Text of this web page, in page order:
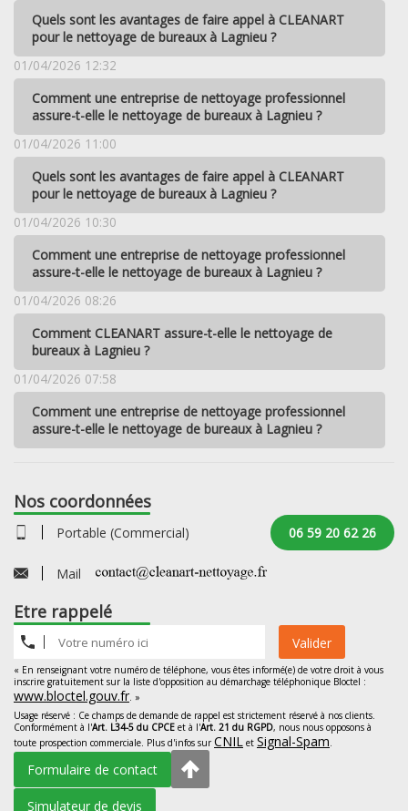
Quels sont les avantages de faire appel à CLEANART
pour le nettoyage de bureaux à Lagnieu ?
01/04/2026 12:32
Comment une entreprise de nettoyage professionnel
assure-t-elle le nettoyage de bureaux à Lagnieu ?
01/04/2026 11:00
Quels sont les avantages de faire appel à CLEANART
pour le nettoyage de bureaux à Lagnieu ?
01/04/2026 10:30
Comment une entreprise de nettoyage professionnel
assure-t-elle le nettoyage de bureaux à Lagnieu ?
01/04/2026 08:26
Comment CLEANART assure-t-elle le nettoyage de
bureaux à Lagnieu ?
01/04/2026 07:58
Comment une entreprise de nettoyage professionnel
assure-t-elle le nettoyage de bureaux à Lagnieu ?
Nos coordonnées
Portable (Commercial) 06 59 20 62 26
Mail
Etre rappelé
Valider
« En renseignant votre numéro de téléphone, vous êtes informé(e) de votre droit à vous
inscrire gratuitement sur la liste d'opposition au démarchage téléphonique Bloctel :
www.bloctel.gouv.fr. »
Usage réservé : Ce champs de demande de rappel est strictement réservé à nos clients.
Conformément à l'Art. L34-5 du CPCE et à l'Art. 21 du RGPD, nous nous opposons à
toute prospection commerciale. Plus d'infos surCNIL et Signal-Spam.
Formulaire de contact
Simulateur de devis